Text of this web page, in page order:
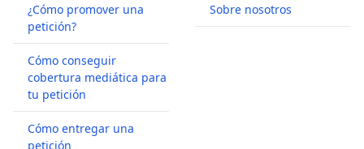
¿Cómo promover una
petición?
Cómo conseguir
cobertura mediática para
tu petición
Cómo entregar una
petición
Sobre nosotros